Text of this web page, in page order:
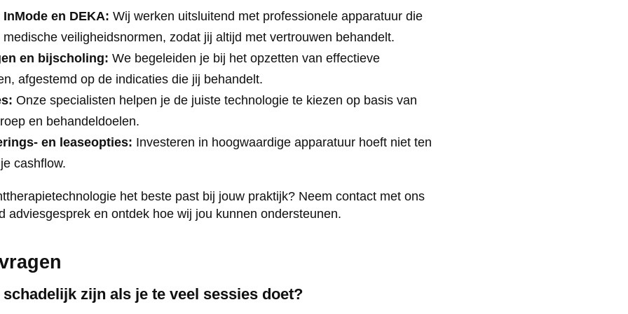
en DEKA: Wij werken uitsluitend met professionele apparatuur die
veiligheidsnormen, zodat jij altijd met vertrouwen behandelt.
en bijscholing: We begeleiden je bij het opzetten van effectieve
afgestemd op de indicaties die jij behandelt.
Onze specialisten helpen je de juiste technologie te kiezen op basis van
en behandeldoelen.
en leaseopties: Investeren in hoogwaardige apparatuur hoeft niet ten
cashflow.
het beste past bij jouw praktijk? Neem contact met ons
adviesgesprek en ontdek hoe wij jou kunnen ondersteunen.
zijn als je te veel sessies doet?